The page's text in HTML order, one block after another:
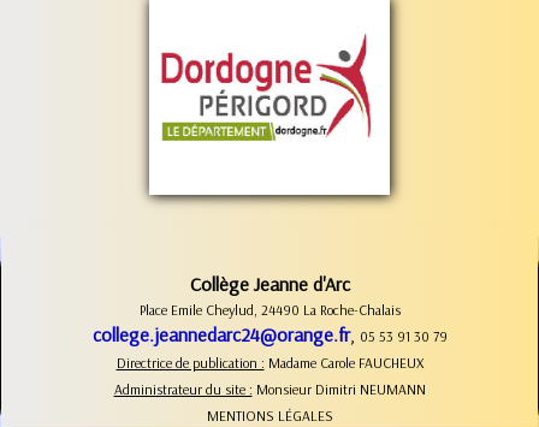
Collège Jeanne d'Arc
Place Emile Cheylud, 24490 La Roche-Chalais
college.jeannedarc24@orange.fr, 05 53 91 30 79
Directrice de publication : Madame Carole FAUCHEUX
Administrateur du site : Monsieur Dimitri NEUMANN
MENTIONS LÉGALES